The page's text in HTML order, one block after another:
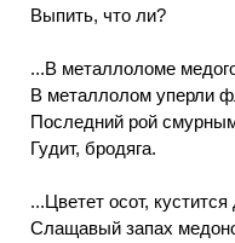
Выпить, что ли?
...В металлоломе
В металлолом уперли
Последний рой
Гудит, бродяга.
...Цветет осот, кустится
Слащавый запах